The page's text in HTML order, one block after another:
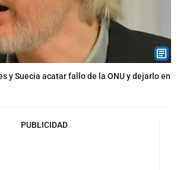
y Suecia acatar fallo de la ONU y dejarlo en
PUBLICIDAD